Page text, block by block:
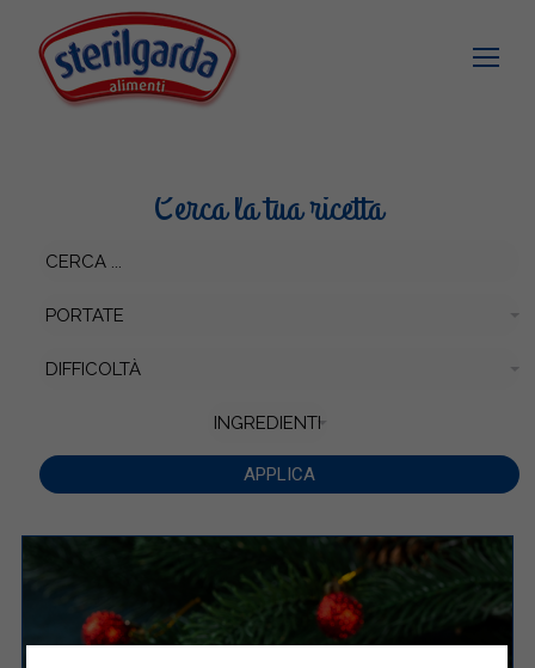
Cerca la tua ricetta